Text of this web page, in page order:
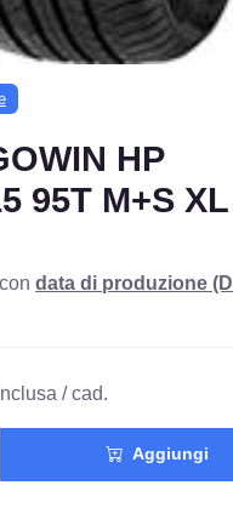
HP
95T M+S XL
data di produzione
/ cad.
Aggiungi